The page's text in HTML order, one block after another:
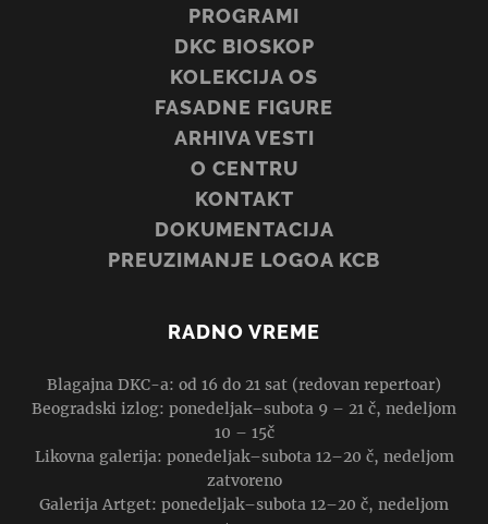
PROGRAMI
DKC BIOSKOP
KOLEKCIJA OS
FASADNE FIGURE
ARHIVA VESTI
O CENTRU
KONTAKT
DOKUMENTACIJA
PREUZIMANJE LOGOA KCB
RADNO VREME
Blagajna DKC-a: od 16 do 21 sat (redovan repertoar)
Beogradski izlog: ponedeljak–subota 9 – 21 č, nedeljom
10 – 15č
Likovna galerija: ponedeljak–subota 12–20 č, nedeljom
zatvoreno
Galerija Artget: ponedeljak–subota 12–20 č, nedeljom